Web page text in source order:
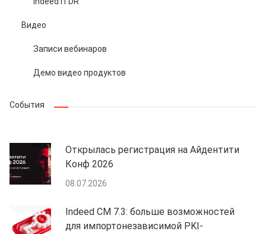
Видео
Записи вебинаров
Демо видео продуктов
События
Открылась регистрация на Айдентити
Конф 2026
08.07.2026
Indeed CM 7.3: больше возможностей
для импортонезависимой PKI-